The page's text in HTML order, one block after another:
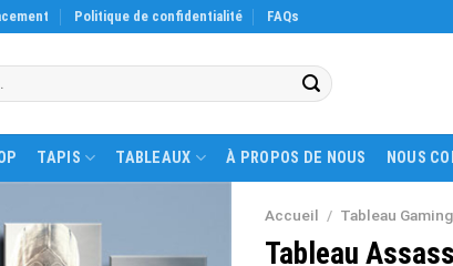
Politique de confidentialité FAQs
TAPIS TABLEAUX À PROPOS DE NOUS NOUS
Accueil / Tableau Gaming
Tableau